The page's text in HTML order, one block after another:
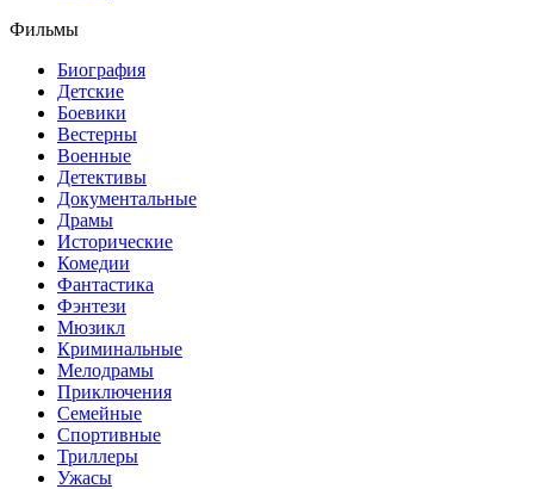
Фильмы
Биография
Детские
Боевики
Вестерны
Военные
Детективы
Документальные
Драмы
Исторические
Комедии
Фантастика
Фэнтези
Мюзикл
Криминальные
Мелодрамы
Приключения
Семейные
Спортивные
Триллеры
Ужасы